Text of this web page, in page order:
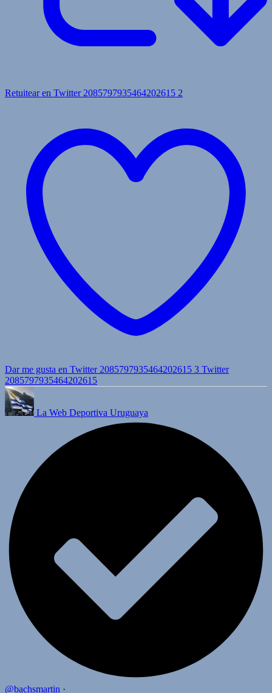
Retuitear en Twitter 2085797935464202615 2
Dar me gusta en Twitter 2085797935464202615 3 Twitter
2085797935464202615
La Web Deportiva Uruguaya
@bachsmartin ·